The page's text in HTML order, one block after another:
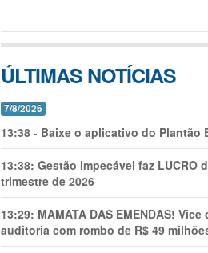
ÚLTIMAS NOTÍCIAS
7/8/2026
13:38 - Baixe o aplicativo do Plantão
13:38: Gestão impecável faz LUCRO
trimestre de 2026
13:29: MAMATA DAS EMENDAS!
auditoria com rombo de R$ 49